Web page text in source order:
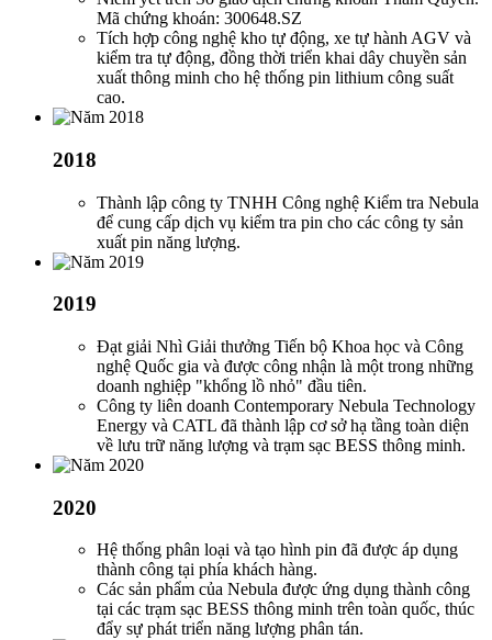
Mã chứng khoán: 300648.SZ
Tích hợp công nghệ kho tự động, xe tự hành AGV và
kiểm tra tự động, đồng thời triển khai dây chuyền sản
xuất thông minh cho hệ thống pin lithium công suất
cao.
2018
Thành lập công ty TNHH Công nghệ Kiểm tra Nebula
để cung cấp dịch vụ kiểm tra pin cho các công ty sản
xuất pin năng lượng.
2019
Đạt giải Nhì Giải thưởng Tiến bộ Khoa học và Công
nghệ Quốc gia và được công nhận là một trong những
doanh nghiệp "khổng lồ nhỏ" đầu tiên.
Công ty liên doanh Contemporary Nebula Technology
Energy và CATL đã thành lập cơ sở hạ tầng toàn diện
về lưu trữ năng lượng và trạm sạc BESS thông minh.
2020
Hệ thống phân loại và tạo hình pin đã được áp dụng
thành công tại phía khách hàng.
Các sản phẩm của Nebula được ứng dụng thành công
tại các trạm sạc BESS thông minh trên toàn quốc, thúc
đẩy sự phát triển năng lượng phân tán.